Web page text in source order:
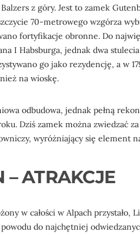
z góry. Jest to zamek
70-metrowego wzgórza
fortyfikacje obronne. Do
I Habsburga, jednak dwa
go jako rezydencję, a w
na wioskę.
odbudowa, jednak pełną
Dziś zamek można zwiedzać
wyróżniający się element
– ATRAKCJE
w całości w Alpach przystało,
do najchętniej